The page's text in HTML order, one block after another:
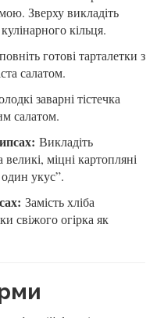
Зверху викладіть
кільця.
готові тарталетки з
салатом.
заварні тістечка
салатом.
Викладіть
великі, міцні картопляні
укус”.
Замість хліба
свіжого огірка як